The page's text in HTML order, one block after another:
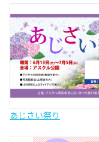
あじさい祭り